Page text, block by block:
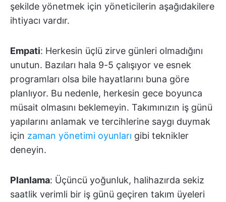
şekilde yönetmek için yöneticilerin aşağıdakilere
ihtiyacı vardır.
Empati: Herkesin üçlü zirve günleri olmadığını
unutun. Bazıları hala 9-5 çalışıyor ve esnek
programları olsa bile hayatlarını buna göre
planlıyor. Bu nedenle, herkesin gece boyunca
müsait olmasını beklemeyin. Takımınızın iş günü
yapılarını anlamak ve tercihlerine saygı duymak
için zaman yönetimi oyunları gibi teknikler
deneyin.
Planlama: Üçüncü yoğunluk, halihazırda sekiz
saatlik verimli bir iş günü geçiren takım üyeleri